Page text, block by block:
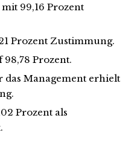
99,16 Prozent
Prozent Zustimmung.
Prozent.
Management erhielt
Prozent als